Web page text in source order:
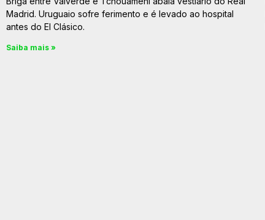
Madrid. Uruguaio sofre ferimento e é levado ao hospital
antes do El Clásico.
Saiba mais »